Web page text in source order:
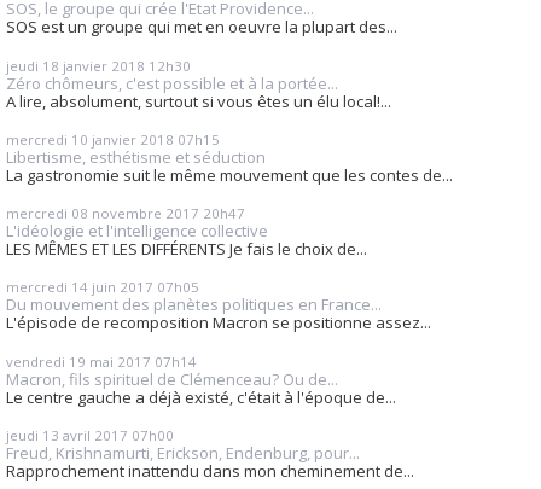
SOS, le groupe qui crée l'Etat Providence...
SOS est un groupe qui met en oeuvre la plupart des...
jeudi 18 janvier 2018 12h30
Zéro chômeurs, c'est possible et à la portée...
A lire, absolument, surtout si vous êtes un élu local!...
mercredi 10 janvier 2018 07h15
Libertisme, esthétisme et séduction
La gastronomie suit le même mouvement que les contes de...
mercredi 08 novembre 2017 20h47
L'idéologie et l'intelligence collective
LES MÊMES ET LES DIFFÉRENTS Je fais le choix de...
mercredi 14 juin 2017 07h05
Du mouvement des planètes politiques en France...
L'épisode de recomposition Macron se positionne assez...
vendredi 19 mai 2017 07h14
Macron, fils spirituel de Clémenceau? Ou de...
Le centre gauche a déjà existé, c'était à l'époque de...
jeudi 13 avril 2017 07h00
Freud, Krishnamurti, Erickson, Endenburg, pour...
Rapprochement inattendu dans mon cheminement de...